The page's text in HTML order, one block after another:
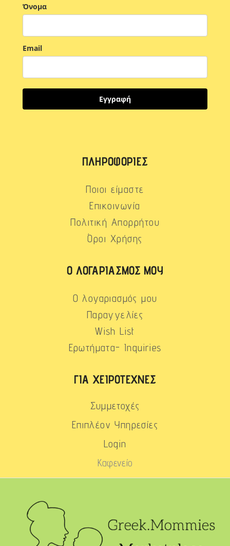
Όνομα
Email
Εγγραφή
ΠΛΗΡΟΦΟΡΊΕΣ
Ποιοι είμαστε
Επικοινωνία
Πολιτική Απορρήτου
Όροι Χρήσης
Ο ΛΟΓΑΡΙΑΣΜΌΣ ΜΟΥ
Ο λογαριασμός μου
Παραγγελίες
Wish List
Ερωτήματα- Inquiries
ΓΙΑ ΧΕΙΡΟΤΈΧΝΕΣ
Συμμετοχές
Επιπλέον Υπηρεσίες
Login
Καφενείο